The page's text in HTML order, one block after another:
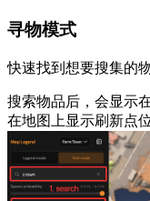
寻物模式
快速找到想要搜集的物
搜索物品后，会显示
在地图上显示刷新点位